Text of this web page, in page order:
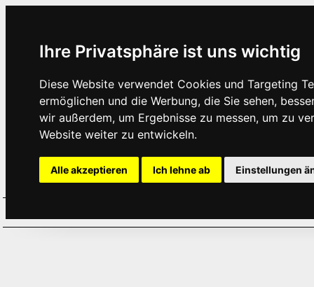
Ihre Privatsphäre ist uns wichtig
Diese Website verwendet Cookies und Targeting
ermöglichen und die Werbung, die Sie sehen,
wir außerdem, um Ergebnisse zu messen, um zu
Website weiter zu entwickeln.
Alle akzeptieren Ich lehne ab Einstellungen